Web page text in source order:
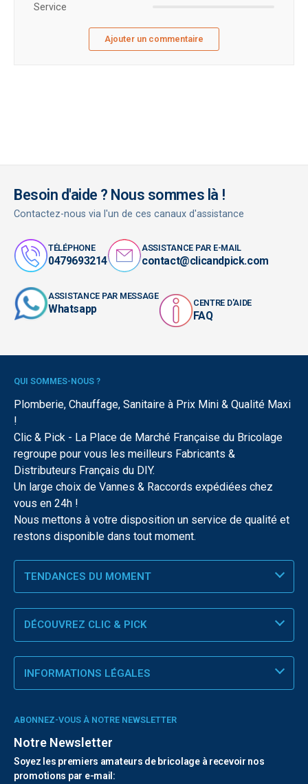
Service
Ajouter un commentaire
Besoin d'aide ? Nous sommes là !
Contactez-nous via l'un de ces canaux d'assistance
TÉLÉPHONE
0479693214
ASSISTANCE PAR E-MAIL
contact@clicandpick.com
ASSISTANCE PAR MESSAGE
Whatsapp CENTRE D'AIDE
FAQ
QUI SOMMES-NOUS ?
Plomberie, Chauffage, Sanitaire à Prix Mini & Qualité Maxi
!
Clic & Pick - La Place de Marché Française du Bricolage
regroupe pour vous les meilleurs Fabricants &
Distributeurs Français du DIY.
Un large choix de Vannes & Raccords expédiées chez
vous en 24h !
Nous mettons à votre disposition un service de qualité et
restons disponible dans tout moment.
TENDANCES DU MOMENT
DÉCOUVREZ CLIC & PICK
INFORMATIONS LÉGALES
ABONNEZ-VOUS À NOTRE NEWSLETTER
Notre Newsletter
Soyez les premiers amateurs de bricolage à recevoir nos
promotions par e-mail: